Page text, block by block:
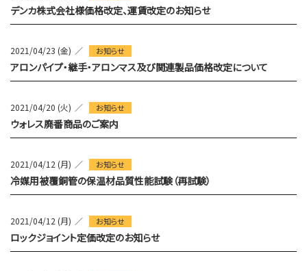
デンカ株式会社様価格改定、運賃改定のお知らせ
2021/04/23 (金) お知らせ
アロンパイプ・継手・アロンマス及び関連製品価格改定について
2021/04/20 (火) お知らせ
ウォレス廃番商品のご案内
2021/04/12 (月) お知らせ
冷媒用被覆銅管の保温材品質性能試験（再試験）
2021/04/12 (月) お知らせ
ロックジョイント定価改定のお知らせ